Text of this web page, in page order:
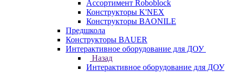
Ассортимент Roboblock
Конструкторы K'NEX
Конструкторы BAONILE
Предшкола
Конструкторы BAUER
Интерактивное оборудование для ДОУ
Назад
Интерактивное оборудование для ДОУ